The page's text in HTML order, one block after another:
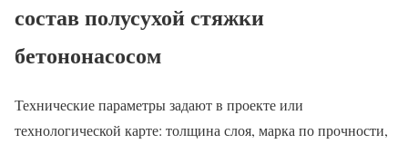
состав полусухой стяжки
бетононасосом
Технические параметры задают в проекте или
технологической карте: толщина слоя, марка по прочности,